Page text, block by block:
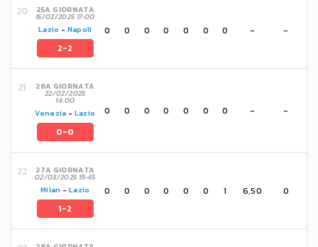
25A GIORNATA
15/02/2025 17:00
Lazio - Napoli
2-2
0 0 0 0 0 0 0 - -
26A GIORNATA
22/02/2025
14:00
Venezia - Lazio
0-0
0 0 0 0 0 0 0 - -
27A GIORNATA
02/03/2025 19:45
Milan - Lazio
1-2
0 0 0 0 0 0 1 6,50 0